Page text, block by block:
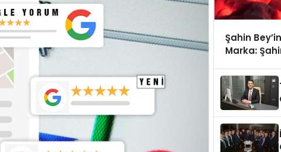
Şahin
Marka: